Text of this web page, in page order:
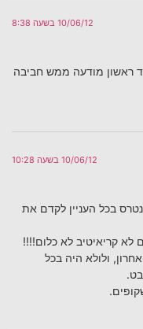
10/06/12 בשעה 8:38
ראשון מודעה ממש חביבה
10/06/12 בשעה 10:28
בכל העניין לקדם את
לא קריאיטיב לא כלום!!!!
ולולא היה בכל